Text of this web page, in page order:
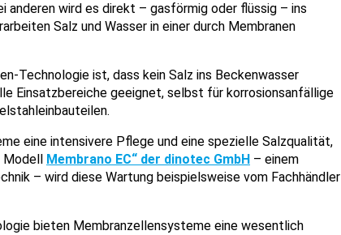
anderen wird es direkt – gasförmig oder flüssig – ins
Salz und Wasser in einer durch Membranen
Technologie ist, dass kein Salz ins Beckenwasser
Einsatzbereiche geeignet, selbst für korrosionsanfällige
eine intensivere Pflege und eine spezielle Salzqualität,
Modell Membrano EC“ der dinotec GmbH – einem
– wird diese Wartung beispielsweise vom Fachhändler
bieten Membranzellensysteme eine wesentlich